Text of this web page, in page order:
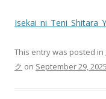
This entry was posted in
ク on September 29, 2025